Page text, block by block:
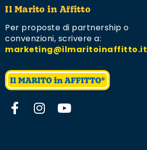
Il Marito in Affitto
Per proposte di partnership o
convenzioni, scrivere a:
marketing@ilmaritoinaffitto.it